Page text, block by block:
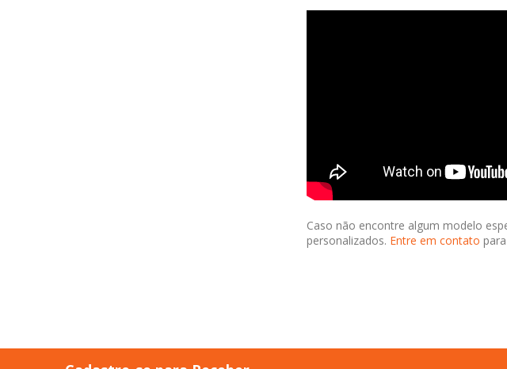
Caso não encontre algum modelo
personalizados. Entre em contato